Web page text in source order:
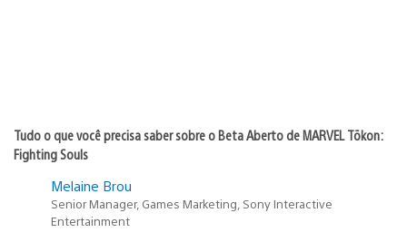
Tudo o que você precisa saber sobre o Beta Aberto de MARVEL Tōkon:
Fighting Souls
Melaine Brou
Senior Manager, Games Marketing, Sony Interactive
Entertainment